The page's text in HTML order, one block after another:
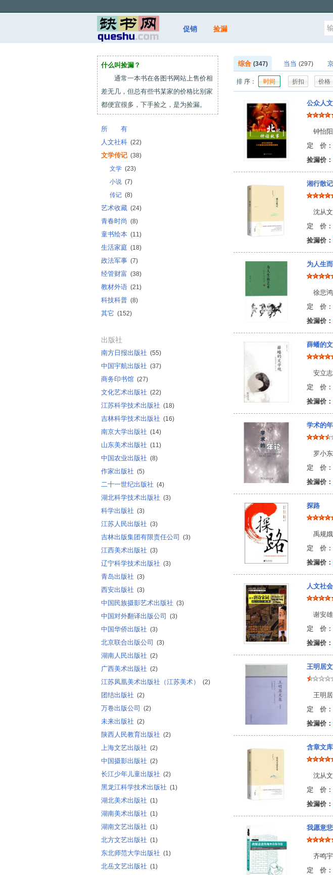
促销 捡漏
什么叫捡漏？
通常一本书在各图书网站上售价相
差无几，但总有些书某家的价格比别家
都便宜很多，下手捡之，是为捡漏。
所 有
人文社科 (22)
文学传记 (38)
文学 (23)
小说 (7)
传记 (8)
艺术收藏 (24)
青春时尚 (8)
童书绘本 (11)
生活家庭 (18)
政法军事 (7)
经管财富 (38)
教材外语 (21)
科技科普 (8)
其它 (152)
出版社
南方日报出版社 (55)
中国宇航出版社 (37)
商务印书馆 (27)
文化艺术出版社 (22)
江苏科学技术出版社 (18)
吉林科学技术出版社 (16)
南京大学出版社 (14)
山东美术出版社 (11)
中国农业出版社 (8)
作家出版社 (5)
二十一世纪出版社 (4)
湖北科学技术出版社 (3)
科学出版社 (3)
江苏人民出版社 (3)
吉林出版集团有限责任公司 (3)
江西美术出版社 (3)
辽宁科学技术出版社 (3)
青岛出版社 (3)
西安出版社 (3)
中国民族摄影艺术出版社 (3)
中国对外翻译出版公司 (3)
中国华侨出版社 (3)
北京联合出版公司 (3)
湖南人民出版社 (2)
广西美术出版社 (2)
江苏凤凰美术出版社（江苏美术） (2)
团结出版社 (2)
万卷出版公司 (2)
未来出版社 (2)
陕西人民教育出版社 (2)
上海文艺出版社 (2)
中国摄影出版社 (2)
长江少年儿童出版社 (2)
黑龙江科学技术出版社 (1)
湖北美术出版社 (1)
湖南美术出版社 (1)
湖南文艺出版社 (1)
北方文艺出版社 (1)
东北师范大学出版社 (1)
北岳文艺出版社 (1)
综合 (347) 当当 (297)
排 序： 时间 折扣 价格
公众人
钟怡阳
定 价：
捡漏价：
湘行散记
沈从文
定 价：
捡漏价：
为人生
徐悲鸿
定 价：
捡漏价：
薛蟠的
安立志
定 价：
捡漏价：
学术的
罗小东
定 价：
捡漏价：
探路
禹规娥
定 价：
捡漏价：
人文社
谢安雄
定 价：
捡漏价：
王明居文
王明居
定 价：
捡漏价：
含章文
沈从文
定 价：
捡漏价：
我愿意
齐鸣宇
定 价：